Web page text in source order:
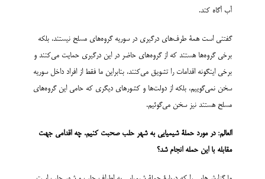
آب آگاه کند.
گفتنی است همۀ طرف‌های درگیری در سوریه گروه‌های مسلح نیستند، بلکه
برخی گروه‌ها هستند که از گروه‌های حاضر در این درگیری حمایت می‌کنند و
برخی اینگونه اقدامات را تشویق می‌کنند، بنابراین ما فقط از افراد داخل سوریه
سخن نمی‌گوییم، بلکه از دولت‌ها و کشورهای دیگری که حامی این گروه‌های
مسلح هستند نیز سخن می‌گوئیم.
العالم: در مورد حملۀ شیمیایی به شهر حلب صحبت کنیم. چه اقدامی جهت
مقابله با این حمله انجام شد؟